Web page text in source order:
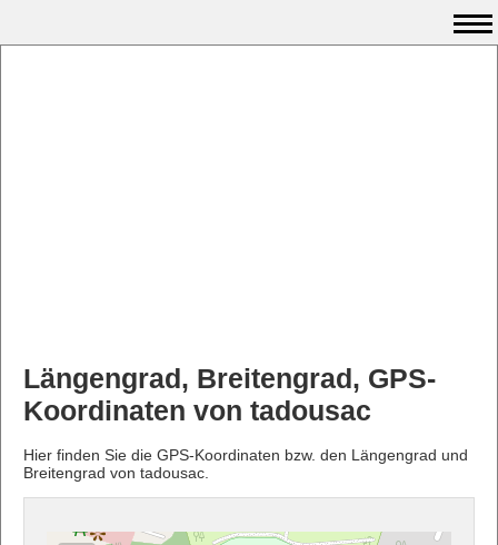
Längengrad, Breitengrad, GPS-
Koordinaten von tadousac
Hier finden Sie die GPS-Koordinaten bzw. den Längengrad und
Breitengrad von tadousac.